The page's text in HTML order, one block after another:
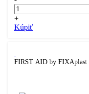
+
Kúpiť